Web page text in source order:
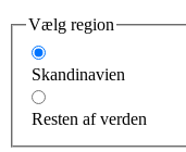
Vælg region
Skandinavien
Resten af verden